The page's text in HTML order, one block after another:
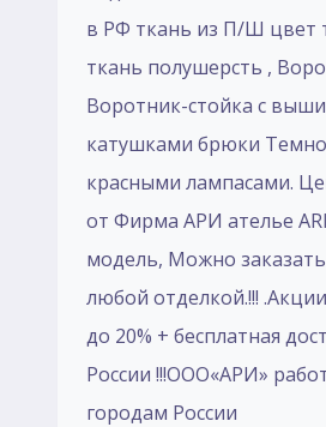
в РФ ткань из П/Ш цвет
ткань полушерсть ,
Воротник-стойка с
катушками брюки
красными лампасами.
от Фирма АРИ ателье
модель, Mожно
любой отделкой.!!!
до 20% + бесплатная
России !!!ООО«АРИ»
городам России